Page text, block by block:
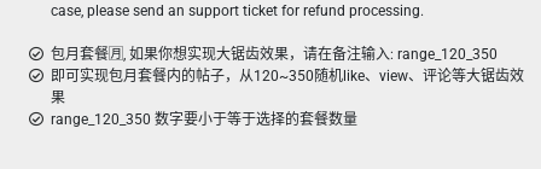
case, please send an support ticket for refund processing.
包月套餐🈷️, 如果你想实现大锯齿效果，请在备注输入: range_120_350
即可实现包月套餐内的帖子，从120~350随机like、view、评论等大锯齿效
果
range_120_350 数字要小于等于选择的套餐数量